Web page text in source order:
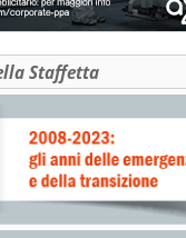
Staffetta